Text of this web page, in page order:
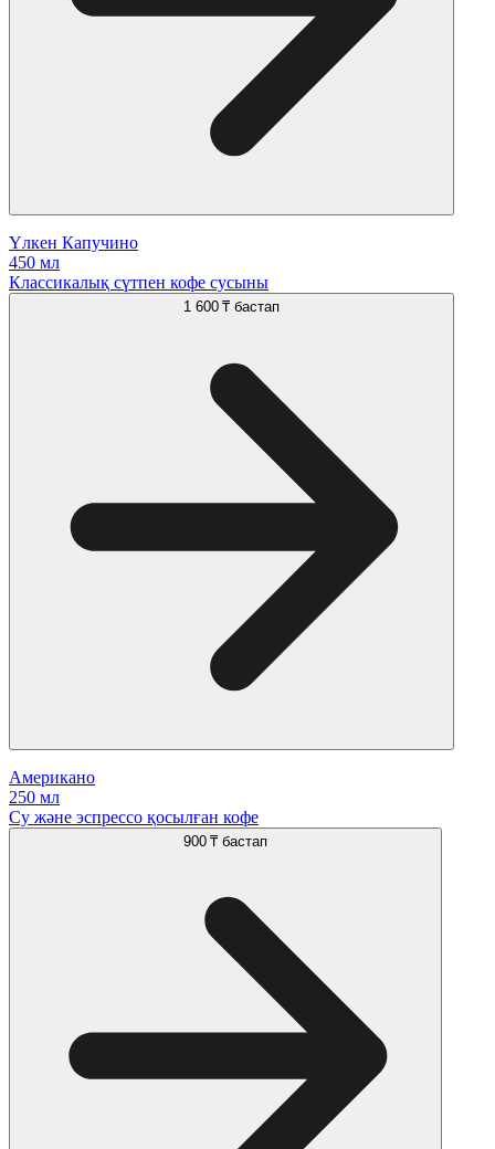
Үлкен Капучино
450 мл
Классикалық сүтпен кофе сусыны
1 600 ₸ бастап
Американо
250 мл
Су және эспрессо қосылған кофе
900 ₸ бастап